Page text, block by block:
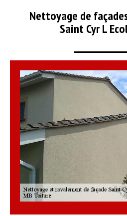
Nettoyage de
Saint Cyr L